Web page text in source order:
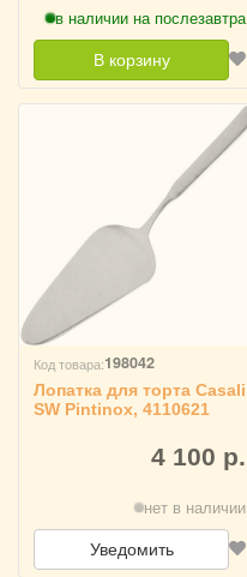
в наличии на послезавтра
В корзину
Код товара:198042
Лопатка для торта Casali
SW Pintinox, 4110621
4 100 р.
нет в наличии
Уведомить